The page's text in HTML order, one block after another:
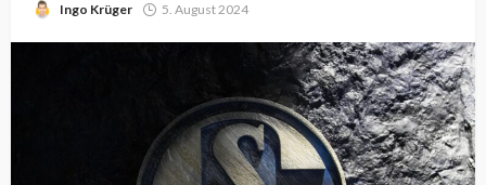
Ingo Krüger 5. August 2024